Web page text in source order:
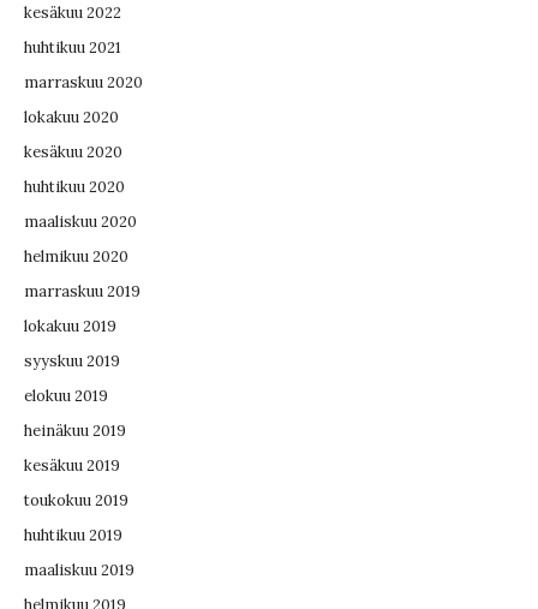
kesäkuu 2022
huhtikuu 2021
marraskuu 2020
lokakuu 2020
kesäkuu 2020
huhtikuu 2020
maaliskuu 2020
helmikuu 2020
marraskuu 2019
lokakuu 2019
syyskuu 2019
elokuu 2019
heinäkuu 2019
kesäkuu 2019
toukokuu 2019
huhtikuu 2019
maaliskuu 2019
helmikuu 2019